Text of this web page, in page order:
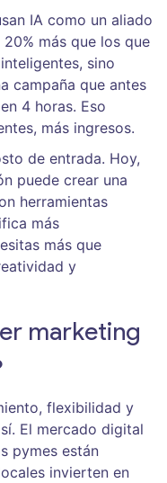
IA como un aliado
más que los que
sino
campaña que antes
4 horas. Eso
más ingresos.
de entrada. Hoy,
puede crear una
herramientas
más
más que
y
marketing
flexibilidad y
El mercado digital
pymes están
invierten en